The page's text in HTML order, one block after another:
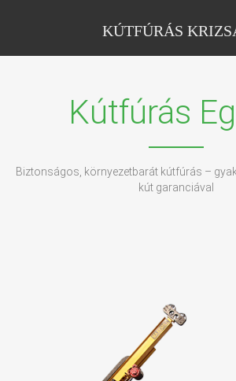
KÚTFÚRÁS
Kútfúrás
Biztonságos, környezetbarát kútfúrás –
kút garanciával